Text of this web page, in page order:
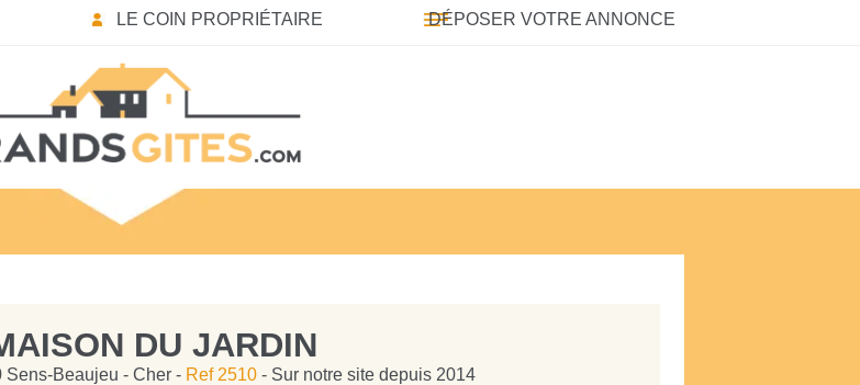
LE COIN PROPRIÉTAIRE DÉPOSER VOTRE ANNONCE
DU JARDIN
Beaujeu - Cher - Ref 2510- Sur notre site depuis 2014